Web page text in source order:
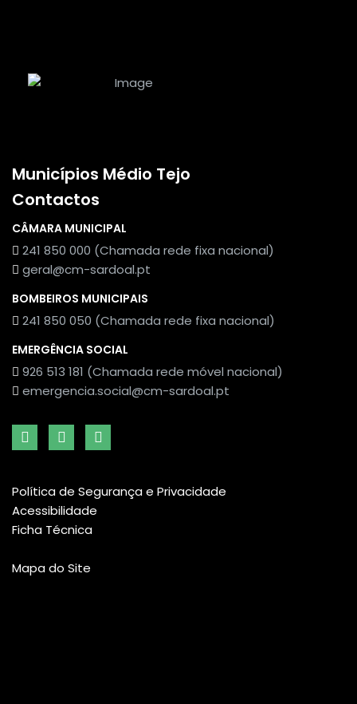
Municípios Médio Tejo
Contactos
CÂMARA MUNICIPAL
241 850 000 (Chamada rede fixa nacional)
geral@cm-sardoal.pt
BOMBEIROS MUNICIPAIS
241 850 050 (Chamada rede fixa nacional)
EMERGÊNCIA SOCIAL
926 513 181 (Chamada rede móvel nacional)
emergencia.social@cm-sardoal.pt
Política de Segurança e Privacidade
Acessibilidade
Ficha Técnica
Mapa do Site